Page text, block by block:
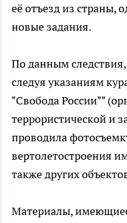
её отъезд из страны,
новые задания.
По данным
следуя указаниям
"Свобода России""
террористической и
проводила
вертолетостроения
также других
Материалы,